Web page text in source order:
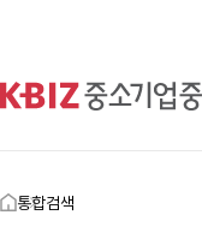
통합검색